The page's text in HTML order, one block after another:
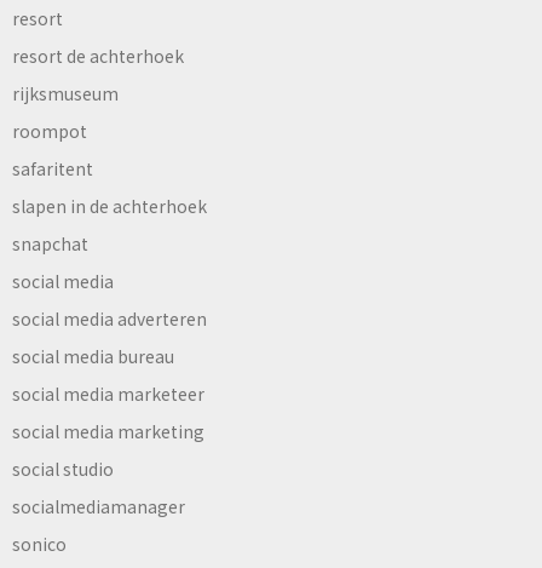
resort
resort de achterhoek
rijksmuseum
roompot
safaritent
slapen in de achterhoek
snapchat
social media
social media adverteren
social media bureau
social media marketeer
social media marketing
social studio
socialmediamanager
sonico